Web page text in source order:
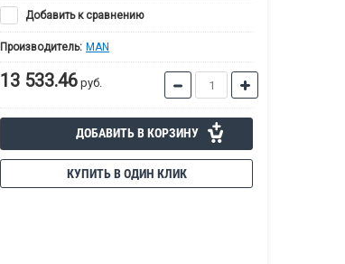
Добавить к сравнению
Производитель: MAN
13 533.46 руб.
ДОБАВИТЬ В КОРЗИНУ
КУПИТЬ В ОДИН КЛИК